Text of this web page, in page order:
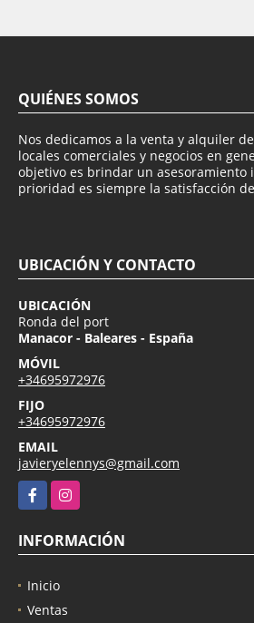
QUIÉNES SOMOS
Nos dedicamos a la venta y alquiler
locales comerciales y negocios en
objetivo es brindar un asesoramiento
prioridad es siempre la satisfacción
UBICACIÓN Y CONTACTO
UBICACIÓN
Ronda del port
Manacor - Baleares - España
MÓVIL
+34695972976
FIJO
+34695972976
EMAIL
javieryelennys@gmail.com
FacebookInstagram
INFORMACIÓN
Inicio
Ventas